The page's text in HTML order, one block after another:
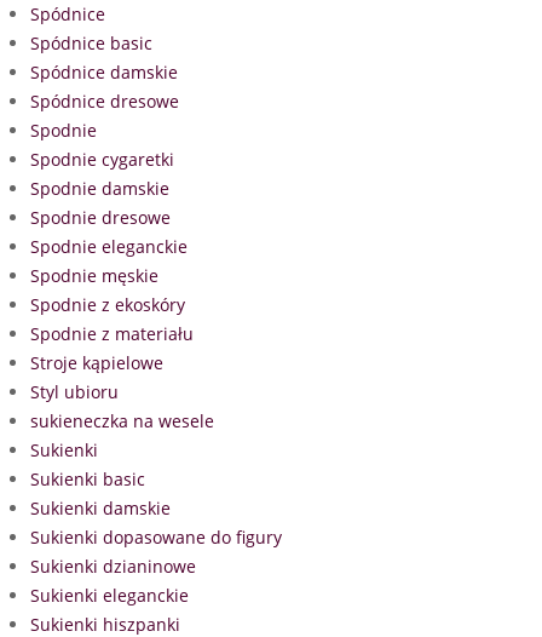
Spódnice
Spódnice basic
Spódnice damskie
Spódnice dresowe
Spodnie
Spodnie cygaretki
Spodnie damskie
Spodnie dresowe
Spodnie eleganckie
Spodnie męskie
Spodnie z ekoskóry
Spodnie z materiału
Stroje kąpielowe
Styl ubioru
sukieneczka na wesele
Sukienki
Sukienki basic
Sukienki damskie
Sukienki dopasowane do figury
Sukienki dzianinowe
Sukienki eleganckie
Sukienki hiszpanki